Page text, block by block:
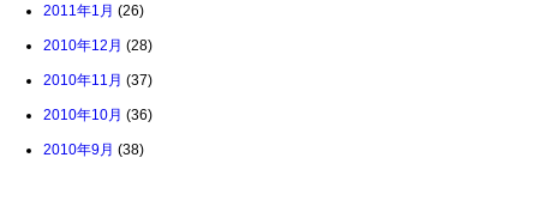
2011年1月 (26)
2010年12月 (28)
2010年11月 (37)
2010年10月 (36)
2010年9月 (38)